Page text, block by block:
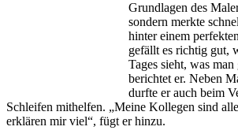
Grundlagen des
sondern merkte
hinter einem
gefällt es richtig gut,
Tages sieht, was man
berichtet er. Neben
durfte er auch beim
Schleifen mithelfen. „Meine Kollegen sind
erklären mir viel“, fügt er hinzu.